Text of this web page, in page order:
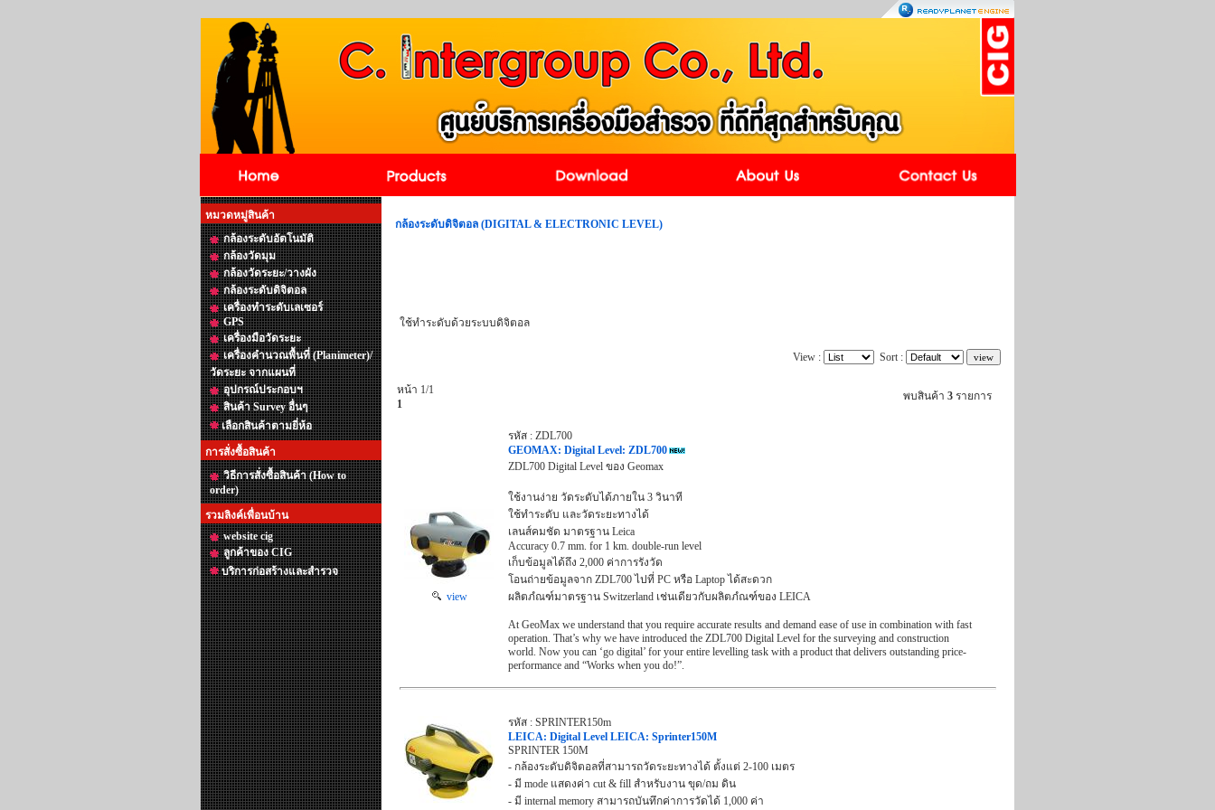
หมวดหมู่สินค้า
กล้องระดับอัตโนมัติ
กล้องวัดมุม
กล้องวัดระยะ/วางผัง
กล้องระดับดิจิตอล
เครื่องทำระดับเลเซอร์
GPS
เครื่องมือวัดระยะ
เครื่องคำนวณพื้นที่ (Planimeter)/
วัดระยะ จากแผนที่
อุปกรณ์ประกอบฯ
สินค้า Survey อื่นๆ
เลือกสินค้าตามยี่ห้อ
การสั่งซื้อสินค้า
วิธีการสั่งซื้อสินค้า (How to
order)
รวมลิงค์เพื่อนบ้าน
website cig
ลูกค้าของ CIG
บริการก่อสร้างและสำรวจ
กล้องระดับดิจิตอล (DIGITAL & ELECTRONIC LEVEL)
ใช้ทำระดับด้วยระบบดิจิตอล
View : Sort :
หน้า 1/1
1
พบสินค้า 3 รายการ
view
รหัส : ZDL700
GEOMAX: Digital Level: ZDL700
ZDL700 Digital Level ของ Geomax
ใช้งานง่าย วัดระดับได้ภายใน 3 วินาที
ใช้ทำระดับ และวัดระยะทางได้
เลนส์คมชัด มาตรฐาน Leica
Accuracy 0.7 mm. for 1 km. double-run level
เก็บข้อมูลได้ถึง 2,000 ค่าการรังวัด
โอนถ่ายข้อมูลจาก ZDL700 ไปที่ PC หรือ Laptop ได้สะดวก
ผลิตภํณฑ์มาตรฐาน Switzerland เช่นเดียวกับผลิตภํณฑ์ของ LEICA
At GeoMax we understand that you require accurate results and demand ease of use in combination with fast
operation. That’s why we have introduced the ZDL700 Digital Level for the surveying and construction
world. Now you can ‘go digital’ for your entire levelling task with a product that delivers outstanding price-
performance and “Works when you do!”.
รหัส : SPRINTER150m
LEICA: Digital Level LEICA: Sprinter150M
SPRINTER 150M
- กล้องระดับดิจิตอลที่สามารถวัดระยะทางได้ ตั้งแต่ 2-100 เมตร
- มี mode แสดงค่า cut & fill สำหรับงาน ขุด/ถม ดิน
- มี internal memory สามารถบันทึกค่าการวัดได้ 1,000 ค่า